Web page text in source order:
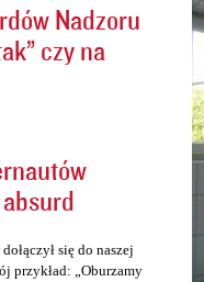
Nadzoru
czy na
się do naszej
przykład: „Oburzamy